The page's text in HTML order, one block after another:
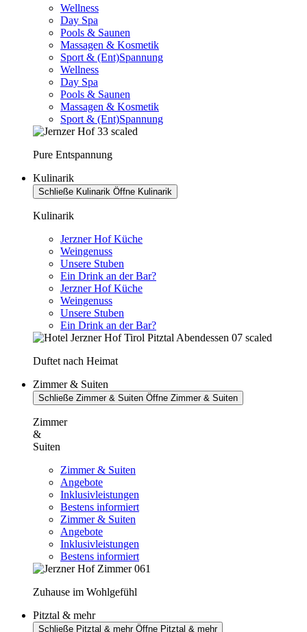
Wellness
Day Spa
Pools & Saunen
Massagen & Kosmetik
Sport & (Ent)Spannung
Wellness
Day Spa
Pools & Saunen
Massagen & Kosmetik
Sport & (Ent)Spannung
Pure Entspannung
Kulinarik
Schließe Kulinarik Öffne Kulinarik
Kulinarik
Jerzner Hof Küche
Weingenuss
Unsere Stuben
Ein Drink an der Bar?
Jerzner Hof Küche
Weingenuss
Unsere Stuben
Ein Drink an der Bar?
Duftet nach Heimat
Zimmer & Suiten
Schließe Zimmer & Suiten Öffne Zimmer & Suiten
Zimmer
&
Suiten
Zimmer & Suiten
Angebote
Inklusivleistungen
Bestens informiert
Zimmer & Suiten
Angebote
Inklusivleistungen
Bestens informiert
Zuhause im Wohlgefühl
Pitztal & mehr
Schließe Pitztal & mehr Öffne Pitztal & mehr